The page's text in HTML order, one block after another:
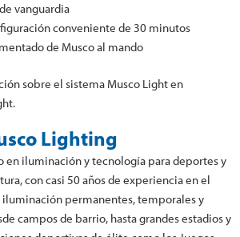
vanguardia
conveniente de 30 minutos
de Musco al mando
sobre el sistema Musco Light en
Lighting
en iluminación y tecnología para deportes y
con casi 50 años de experiencia en el
iluminación permanentes, temporales y
campos de barrio, hasta grandes estadios y